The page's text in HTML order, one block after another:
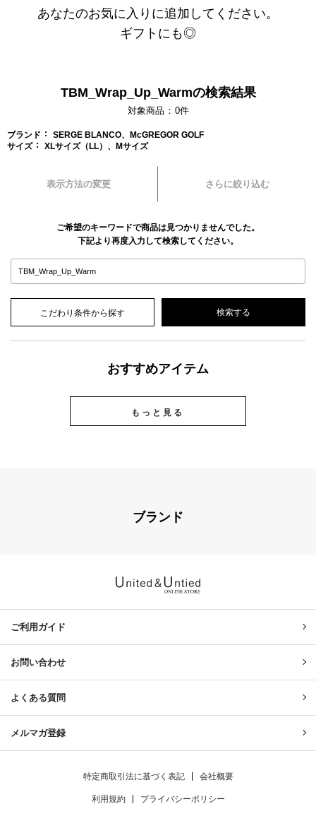
あなたのお気に入りに追加してください。
ギフトにも◎
TBM_Wrap_Up_Warmの検索結果
対象商品 0件
ブランド
SERGE BLANCO、McGREGOR GOLF
サイズ
XLサイズ（LL）、Mサイズ
表示方法の変更 さらに絞り込む
ご希望のキーワードで商品は見つかりませんでした。
下記より再度入力して検索してください。
こだわり条件から探す
おすすめアイテム
もっと見る
ブランド
ご利用ガイド
お問い合わせ
よくある質問
メルマガ登録
特定商取引法に基づく表記 会社概要
利用規約 プライバシーポリシー